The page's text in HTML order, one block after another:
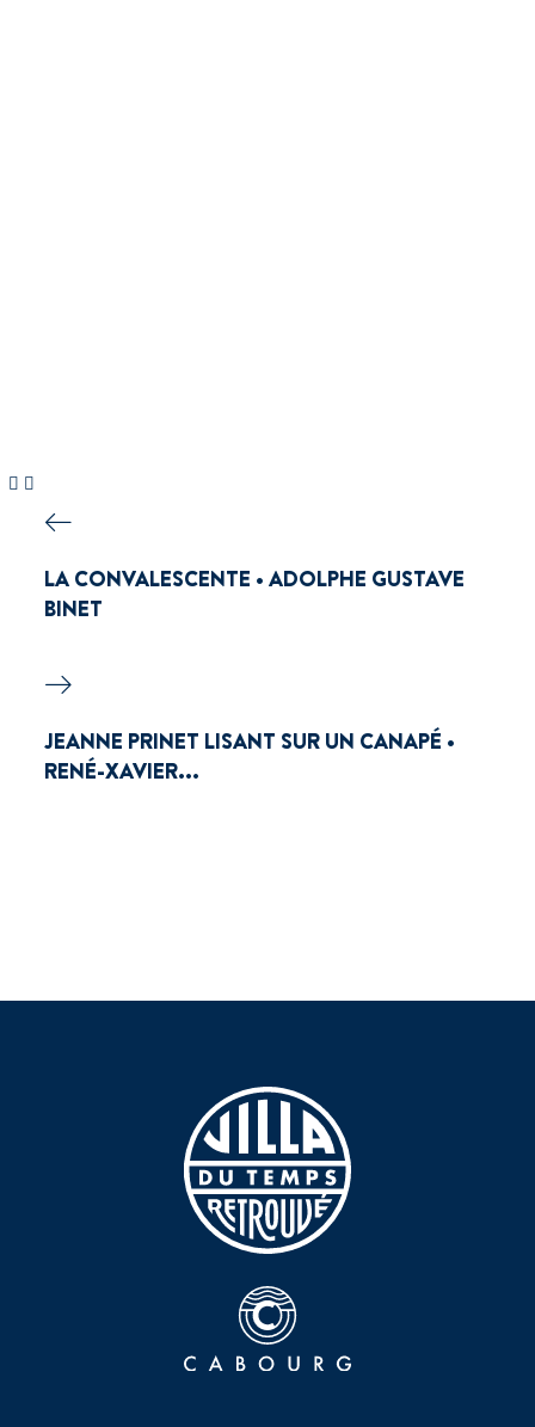
LA CONVALESCENTE • ADOLPHE GUSTAVE
BINET
JEANNE PRINET LISANT SUR UN CANAPÉ •
RENÉ-XAVIER...